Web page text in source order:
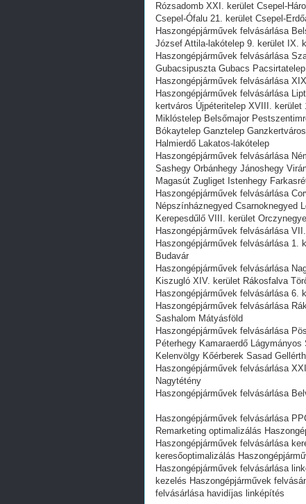
Rózsadomb XXI. kerület Csepel-
Csepel-Ófalu 21. kerület Csepel-
Haszongépjárművek felvásárlása
József Attila-lakótelep 9. kerület IX.
Haszongépjárművek felvásárlása
Gubacsipuszta Gubacs Pacsirtatelep
Haszongépjárművek felvásárlása
Haszongépjárművek felvásárlása
kertváros Újpéteritelep XVIII.
Miklóstelep Belsőmajor
Bókaytelep Ganztelep
Halmierdő Lakatos-lakótelep
Haszongépjárművek felvásárlása
Sashegy Orbánhegy Jánoshegy
Magasút Zugliget Istenhegy
Haszongépjárművek felvásárlása
Népszínháznegyed Csarnoknegyed
Kerepesdűlő VIII. kerület
Haszongépjárművek felvásárlása
Haszongépjárművek felvásárlása 1.
Budavár
Haszongépjárművek felvásárlása
Kiszugló XIV. kerület Rákosfalva
Haszongépjárművek felvásárlása 6.
Haszongépjárművek felvásárlása
Sashalom Mátyásföld
Haszongépjárművek felvásárlása
Péterhegy Kamaraerdő
Kelenvölgy Kőérberek Sasad
Haszongépjárművek felvásárlása
Nagytétény
Haszongépjárművek felvásárlása
Haszongépjárművek felvásárlása
Remarketing optimalizálás
Haszongépjárművek felvásárlása
keresőoptimalizálás
Haszongépjárművek felvásárlása
kezelés Haszongépjárművek
felvásárlása havidíjas linképítés